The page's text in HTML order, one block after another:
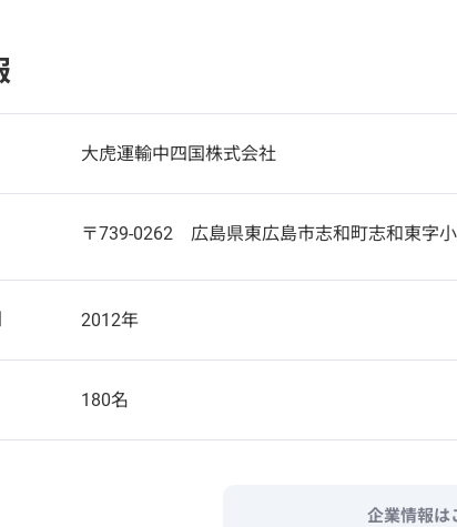
大虎運輸中四国株式会社
〒739-0262 広島県東広島市志和町志和東字
2012年
180名
企業情報は